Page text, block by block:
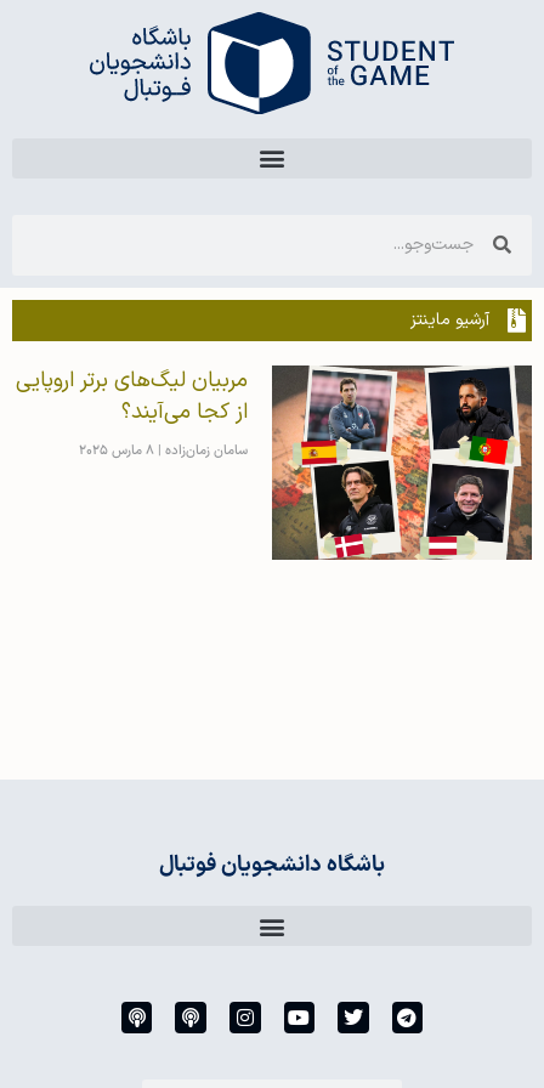
آرشیو ماینتز
مربیان لیگ‌های برتر اروپایی
از کجا می‌آیند؟
سامان زمان‌زاده 8 مارس 2025
باشگاه دانشجویان فوتبال